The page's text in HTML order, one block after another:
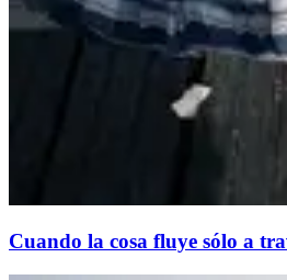
Cuando la cosa fluye sólo a